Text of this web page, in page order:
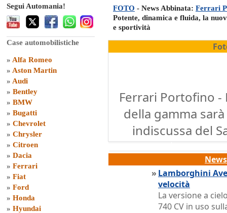
Segui Automania!
Case automobilistiche
» Alfa Romeo
» Aston Martin
» Audi
» Bentley
» BMW
» Bugatti
» Chevrolet
» Chrysler
» Citroen
» Dacia
» Ferrari
» Fiat
» Ford
» Honda
» Hyundai
FOTO - News Abbinata: Ferrari
Potente, dinamica e fluida, la
e sportività
Ferrari Portofino
della gamma
indiscussa del
» Lamborghini
velocità
La versione a
740 CV in uso